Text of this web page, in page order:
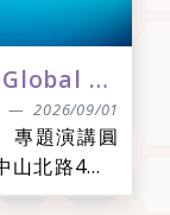
2026年全球AI高峰會(WITSA Global AI Summit 2026)
2026/09/01
專題演講圓
北路4段1
09:30-09:35